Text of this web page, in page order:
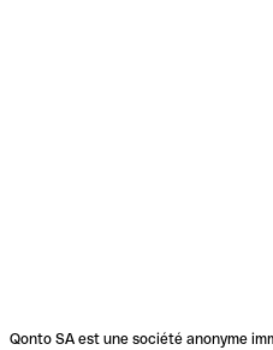
Qonto SA est une société anonyme